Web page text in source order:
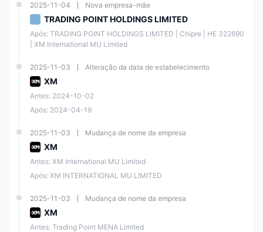
2025-11-04 Nova empresa-mãe
TRADING POINT HOLDINGS LIMITED
Após: TRADING POINT HOLDINGS LIMITED | Chipre | ΗΕ 322690
| XM International MU Limited
2025-11-03 Alteração da data de estabelecimento
XM
Antes: 2024-10-02
Após: 2024-04-19
2025-11-03 Mudança de nome da empresa
XM
Antes: XM International MU Limited
Após: XM INTERNATIONAL MU LIMITED
2025-11-03 Mudança de nome da empresa
XM
Antes: Trading Point MENA Limited